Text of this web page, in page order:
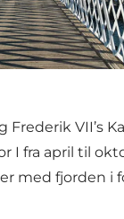
VII’s
I fra april til
med fjorden i